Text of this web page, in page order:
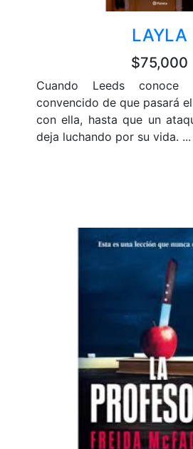
LAYLA
$75,000
Cuando Leeds
convencido de que pasará
con ella, hasta que un
deja luchando por su vida. ...